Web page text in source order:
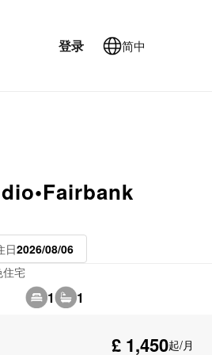
登录 简中
日2026/08/06
住宅
1 1
£ 1,450起/月